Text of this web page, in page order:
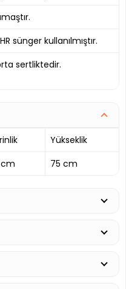
sünger kullanılmıştır.
sertliktedir.
Yükseklik
75 cm